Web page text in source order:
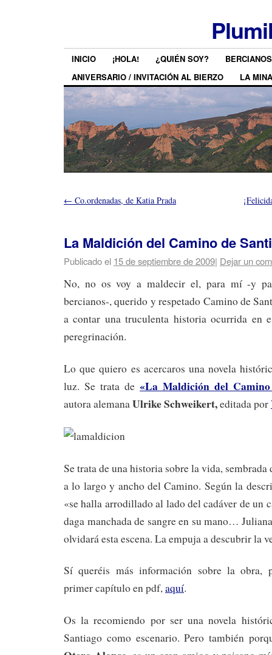
INICIO ¡HOLA! ¿QUIÉN SOY?
ANIVERSARIO / INVITACIÓN AL BIERZO
LA MINA
← Co.ordenadas, de Katia Prada
La Maldición del Camino de
Publicado el 15 de septiembre de 2009| Dejar un
No, no os voy a maldecir el, para mí -y
bercianos-, querido y respetado Camino de
a contar una truculenta historia ocurrida en
peregrinación.
Lo que quiero es acercaros una novela
luz. Se trata de«La Maldición del
autora alemanaUlrike Schweikert,editada por
Se trata de una historia sobre la vida,
a lo largo y ancho del Camino. Según la
«se halla arrodillado al lado del cadáver de un
daga manchada de sangre en su mano…
olvidará esta escena. La empuja a descubrir la
Sí queréis más información sobre la obra,
primer capítulo en pdf,aquí.
Os la recomiendo por ser una novela
Santiago como escenario. Pero también